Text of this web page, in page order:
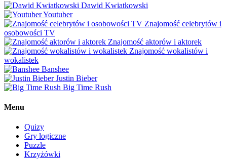
Dawid Kwiatkowski
Youtuber
Znajomość celebrytów i
osobowości TV
Znajomość aktorów i aktorek
Znajomość wokalistów i
wokalistek
Banshee
Justin Bieber
Big Time Rush
Menu
Quizy
Gry logiczne
Puzzle
Krzyżówki